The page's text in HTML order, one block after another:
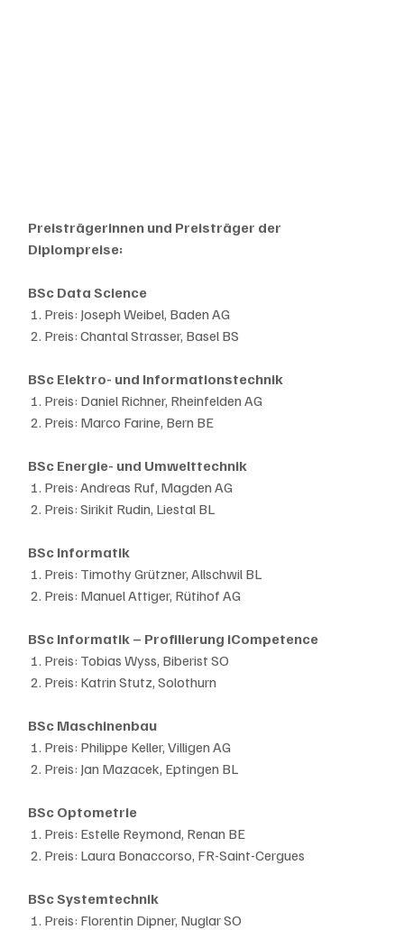
Preisträgerinnen und Preisträger der
Diplompreise:
BSc Data Science
1. Preis: Joseph Weibel, Baden AG
2. Preis: Chantal Strasser, Basel BS
BSc Elektro- und Informationstechnik
1. Preis: Daniel Richner, Rheinfelden AG
2. Preis: Marco Farine, Bern BE
BSc Energie- und Umwelttechnik
1. Preis: Andreas Ruf, Magden AG
2. Preis: Sirikit Rudin, Liestal BL
BSc Informatik
1. Preis: Timothy Grützner, Allschwil BL
2. Preis: Manuel Attiger, Rütihof AG
BSc Informatik – Profilierung iCompetence
1. Preis: Tobias Wyss, Biberist SO
2. Preis: Katrin Stutz, Solothurn
BSc Maschinenbau
1. Preis: Philippe Keller, Villigen AG
2. Preis: Jan Mazacek, Eptingen BL
BSc Optometrie
1. Preis: Estelle Reymond, Renan BE
2. Preis: Laura Bonaccorso, FR-Saint-Cergues
BSc Systemtechnik
1. Preis: Florentin Dipner, Nuglar SO